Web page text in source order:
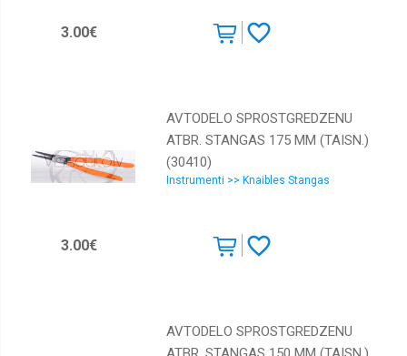
3.00€
AVTODELO SPROSTGREDZENU
ATBR. STANGAS 175 MM (TAISN.)
(30410)
Instrumenti >> Knaibles Stangas
3.00€
AVTODELO SPROSTGREDZENU